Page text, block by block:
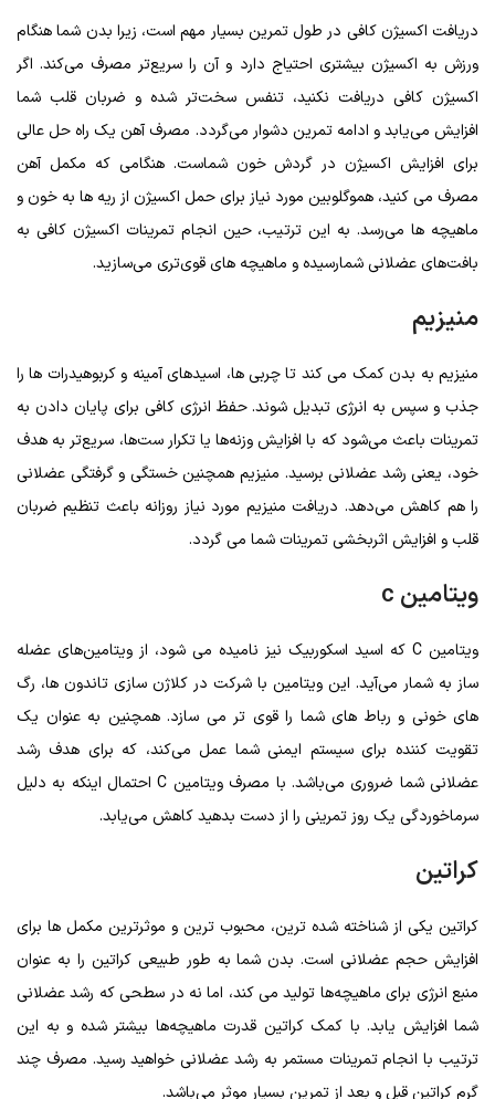
دریافت اکسیژن کافی در طول تمرین بسیار مهم است، زیرا بدن شما هنگام
ورزش به اکسیژن بیشتری احتیاج دارد و آن را سریع‌تر مصرف می‌کند. اگر
اکسیژن کافی دریافت نکنید، تنفس سخت‌تر شده و ضربان قلب شما
افزایش می‌یابد و ادامه تمرین دشوار می‌گردد. مصرف آهن یک راه حل عالی
برای افزایش اکسیژن در گردش خون شماست. هنگامی که مکمل آهن
مصرف می کنید، هموگلوبین مورد نیاز برای حمل اکسیژن از ریه ها به خون و
ماهیچه ها می‌رسد. به این ترتیب، حین انجام تمرینات اکسیژن کافی به
بافت‌های عضلانی شمارسیده و ماهیچه های قوی‌تری می‌سازید.
منیزیم
منیزیم به بدن کمک می کند تا چربی ها، اسیدهای آمینه و کربوهیدرات ها را
جذب و سپس به انرژی تبدیل شوند. حفظ انرژی کافی برای پایان دادن به
تمرینات باعث می‌شود که با افزایش وزنه‌ها یا تکرار ست‌ها، سریع‌تر به هدف
خود، یعنی رشد عضلانی برسید. منیزیم همچنین خستگی و گرفتگی عضلانی
را هم کاهش می‌دهد. دریافت منیزیم مورد نیاز روزانه باعث تنظیم ضربان
قلب و افزایش اثربخشی تمرینات شما می گردد.
ویتامین c
ویتامین C که اسید اسکوربیک نیز نامیده می شود، از ویتامین‌های عضله
ساز به شمار می‌آید. این ویتامین با شرکت در کلاژن سازی تاندون ها، رگ
های خونی و رباط های شما را قوی تر می سازد. همچنین به عنوان یک
تقویت کننده برای سیستم ایمنی شما عمل می‌کند، که برای هدف رشد
عضلانی شما ضروری می‌باشد. با مصرف ویتامین C احتمال اینکه به دلیل
سرماخوردگی یک روز تمرینی را از دست بدهید کاهش می‌یابد.
کراتین
کراتین یکی از شناخته شده ترین، محبوب ترین و موثرترین مکمل ها برای
افزایش حجم عضلانی است. بدن شما به طور طبیعی کراتین را به عنوان
منبع انرژی برای ماهیچه‌ها تولید می کند، اما نه در سطحی که رشد عضلانی
شما افزایش یابد. با کمک کراتین قدرت ماهیچه‌ها بیشتر شده و به این
ترتیب با انجام تمرینات مستمر به رشد عضلانی خواهید رسید. مصرف چند
گرم کراتین قبل و بعد از تمرین بسیار موثر می‌باشد.